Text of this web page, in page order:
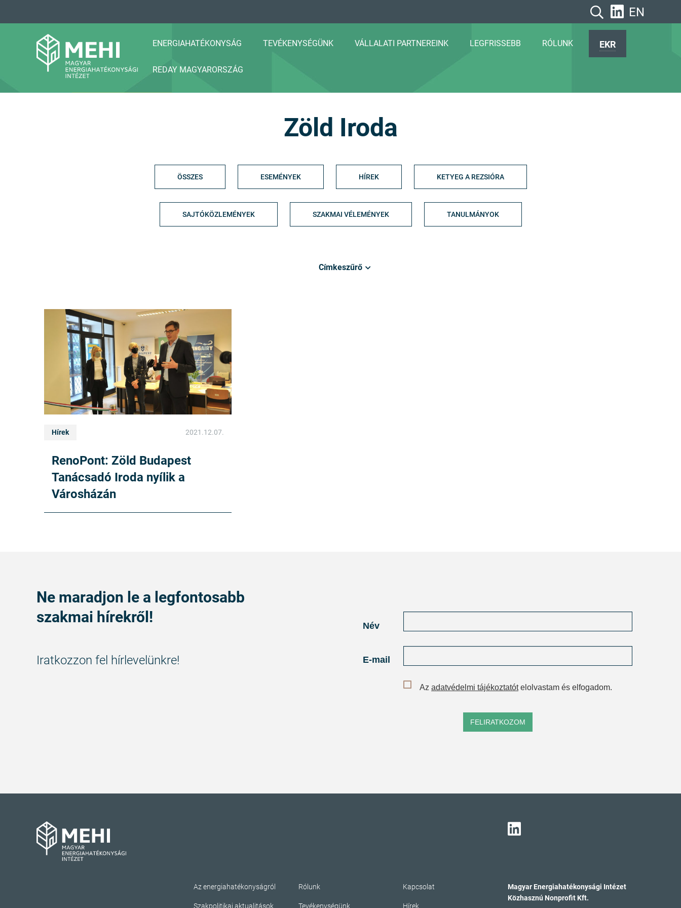
EN
ENERGIAHATÉKONYSÁG TEVÉKENYSÉGÜNK VÁLLALATI PARTNEREINK LEGFRISSEBB RÓLUNK EKR
REDAY MAGYARORSZÁG
Zöld Iroda
ÖSSZES ESEMÉNYEK HÍREK KETYEG A REZSIÓRA
SAJTÓKÖZLEMÉNYEK SZAKMAI VÉLEMÉNYEK TANULMÁNYOK
Címkeszűrő
Hírek 2021.12.07.
RenoPont: Zöld Budapest
Tanácsadó Iroda nyílik a
Városházán
Ne maradjon le a legfontosabb
szakmai hírekről!
Iratkozzon fel hírlevelünkre!
Név
E-mail
Az adatvédelmi tájékoztatótelolvastam és elfogadom.
FELIRATKOZOM
Az energiahatékonyságról
Szakpolitikai aktualitások
Rólunk
Tevékenységünk
Kapcsolat
Hírek
Magyar Energiahatékonysági Intézet
Közhasznú Nonprofit Kft.